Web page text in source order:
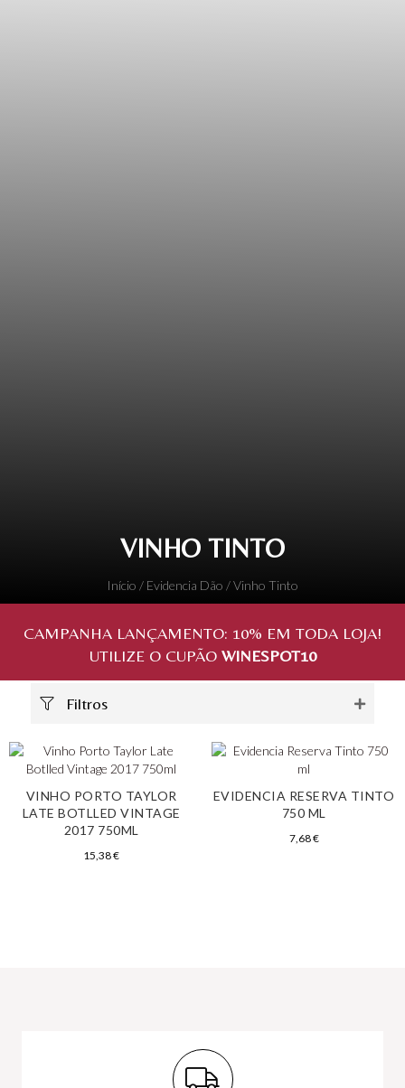
VINHO TINTO
Início / Evidencia Dão / Vinho Tinto
CAMPANHA LANÇAMENTO: 10% EM TODA LOJA!
UTILIZE O CUPÃO WINESPOT10
Filtros
VINHO PORTO TAYLOR
LATE BOTLLED VINTAGE
2017 750ML
15,38€
EVIDENCIA RESERVA TINTO
750 ML
7,68€